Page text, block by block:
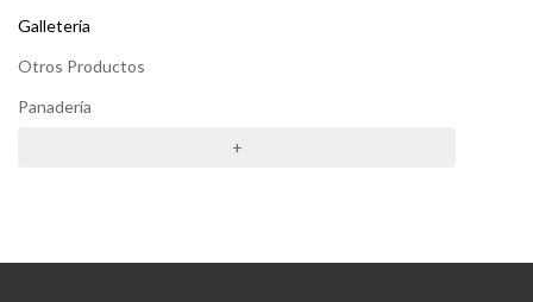
Galletería
Otros Productos
Panadería
+